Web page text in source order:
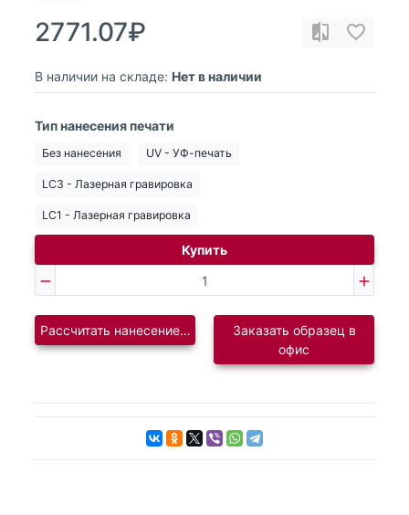
2771.07₽
В наличии на складе: Нет в наличии
Тип нанесения печати
Без нанесения UV - УФ-печать
LC3 - Лазерная гравировка
LC1 - Лазерная гравировка
Купить
Рассчитать нанесение логотипаЗаказать образец в
офис